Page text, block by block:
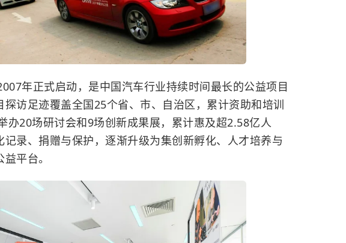
年正式启动，是中国汽车行业持续时间最长的公益项目
访足迹覆盖全国25个省、市、自治区，累计资助和培训
办20场研讨会和9场创新成果展，累计惠及超2.58亿人
录、捐赠与保护，逐渐升级为集创新孵化、人才培养与
平台。